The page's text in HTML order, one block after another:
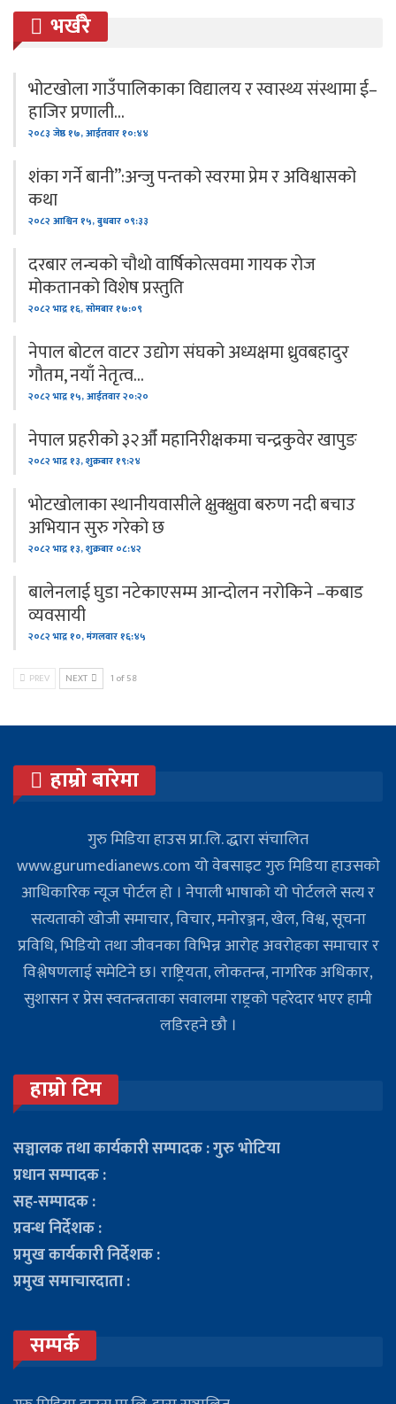
भर्खरै
भोटखोला गाउँपालिकाका विद्यालय र स्वास्थ्य संस्थामा ई–
हाजिर प्रणाली…
२०८३ जेष्ठ १७, आईतवार १०:४४
शंका गर्ने बानी”:अन्जु पन्तको स्वरमा प्रेम र अविश्वासको
कथा
२०८२ आश्विन १५, बुधबार ०९:३३
दरबार लन्चको चौथो वार्षिकोत्सवमा गायक रोज
मोकतानको विशेष प्रस्तुति
२०८२ भाद्र १६, सोमबार १७:०९
नेपाल बोटल वाटर उद्योग संघको अध्यक्षमा ध्रुवबहादुर
गौतम, नयाँ नेतृत्व…
२०८२ भाद्र १५, आईतवार २०:२०
नेपाल प्रहरीको ३२औँ महानिरीक्षकमा चन्द्रकुवेर खापुङ
२०८२ भाद्र १३, शुक्रबार १९:२४
भोटखोलाका स्थानीयवासीले क्षुक्क्षुवा बरुण नदी बचाउ
अभियान सुरु गरेको छ
२०८२ भाद्र १३, शुक्रबार ०८:४२
बालेनलाई घुडा नटेकाएसम्म आन्दोलन नरोकिने –कबाड
व्यवसायी
२०८२ भाद्र १०, मंगलवार १६:४५
PREV NEXT 1 of 58
हाम्रो बारेमा
गुरु मिडिया हाउस प्रा.लि. द्धारा संचालित
www.gurumedianews.com यो वेबसाइट गुरु मिडिया हाउसकाे
आधिकारिक न्यूज पोर्टल हो । नेपाली भाषाको यो पोर्टलले सत्य र
सत्यताको खोजी समाचार, विचार, मनोरञ्जन, खेल, विश्व, सूचना
प्रविधि, भिडियो तथा जीवनका विभिन्न आरोह अवरोहका समाचार र
विश्लेषणलाई समेटिने छ। राष्ट्रियता, लोकतन्त्र, नागरिक अधिकार,
सुशासन र प्रेस स्वतन्त्रताका सवालमा राष्ट्रको पहरेदार भएर हामी
लडिरहने छौ ।
हाम्रो टिम
सञ्चालक तथा कार्यकारी सम्पादक : गुरु भोटिया
प्रधान सम्पादक :
सह-सम्पादक :
प्रवन्ध निर्देशक :
प्रमुख कार्यकारी निर्देशक :
प्रमुख समाचारदाता :
सम्पर्क